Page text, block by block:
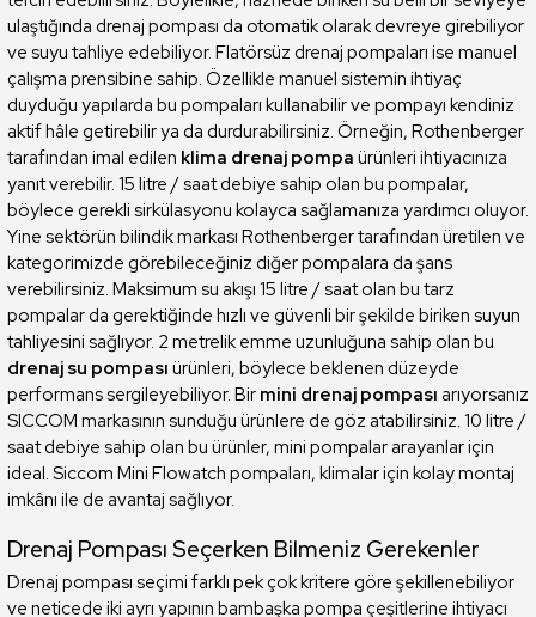
ulaştığında drenaj pompası da otomatik olarak devreye girebiliyor
ve suyu tahliye edebiliyor. Flatörsüz drenaj pompaları ise manuel
çalışma prensibine sahip. Özellikle manuel sistemin ihtiyaç
duyduğu yapılarda bu pompaları kullanabilir ve pompayı kendiniz
aktif hâle getirebilir ya da durdurabilirsiniz. Örneğin, Rothenberger
tarafından imal edilen klima drenaj pompa ürünleri ihtiyacınıza
yanıt verebilir. 15 litre / saat debiye sahip olan bu pompalar,
böylece gerekli sirkülasyonu kolayca sağlamanıza yardımcı oluyor.
Yine sektörün bilindik markası Rothenberger tarafından üretilen ve
kategorimizde görebileceğiniz diğer pompalara da şans
verebilirsiniz. Maksimum su akışı 15 litre / saat olan bu tarz
pompalar da gerektiğinde hızlı ve güvenli bir şekilde biriken suyun
tahliyesini sağlıyor. 2 metrelik emme uzunluğuna sahip olan bu
drenaj su pompası ürünleri, böylece beklenen düzeyde
performans sergileyebiliyor. Bir mini drenaj pompası arıyorsanız
SICCOM markasının sunduğu ürünlere de göz atabilirsiniz. 10 litre /
saat debiye sahip olan bu ürünler, mini pompalar arayanlar için
ideal. Siccom Mini Flowatch pompaları, klimalar için kolay montaj
imkânı ile de avantaj sağlıyor.
Drenaj Pompası Seçerken Bilmeniz Gerekenler
Drenaj pompası seçimi farklı pek çok kritere göre şekillenebiliyor
ve neticede iki ayrı yapının bambaşka pompa çeşitlerine ihtiyacı